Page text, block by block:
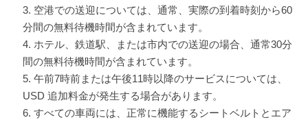
空港での送迎については、通常、実際の到着時刻から60
分間の無料待機時間が含まれています。
ホテル、鉄道駅、または市内での送迎の場合、通常30分
間の無料待機時間が含まれています。
午前7時前または午後11時以降のサービスについては、
USD 追加料金が発生する場合があります。
すべての車両には、正常に機能するシートベルトとエア